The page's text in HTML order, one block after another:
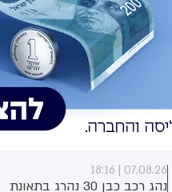
07.08.26 | 18:16
נהג רכב כבן 30 נהרג בתאונת